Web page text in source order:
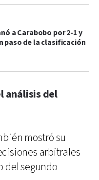
a Carabobo por 2-1 y
paso de la clasificación
análisis del
mostró su
arbitrales
del segundo